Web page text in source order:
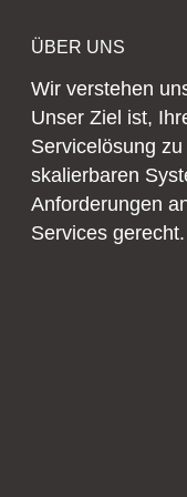
ÜBER UNS
Wir verstehen
Unser Ziel ist,
Servicelösung
skalierbaren
Anforderungen
Services gerecht.